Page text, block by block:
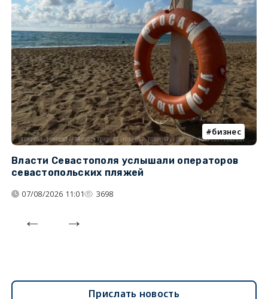
бизнес
Власти Севастополя услышали операторов
севастопольских пляжей
07/08/2026 11:01 3698
Прислать новость